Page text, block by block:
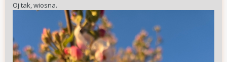
Oj tak, wiosna.